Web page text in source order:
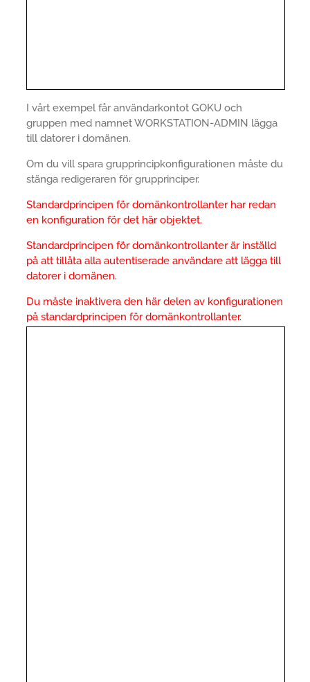
I vårt exempel får användarkontot GOKU och
gruppen med namnet WORKSTATION-ADMIN lägga
till datorer i domänen.
Om du vill spara grupprincipkonfigurationen måste du
stänga redigeraren för grupprinciper.
Standardprincipen för domänkontrollanter har redan
en konfiguration för det här objektet.
Standardprincipen för domänkontrollanter är inställd
på att tillåta alla autentiserade användare att lägga till
datorer i domänen.
Du måste inaktivera den här delen av konfigurationen
på standardprincipen för domänkontrollanter.